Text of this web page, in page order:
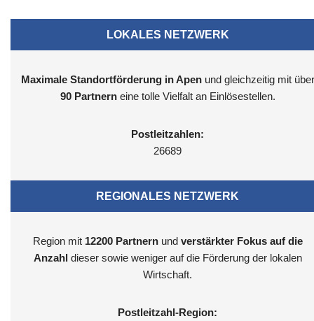
LOKALES NETZWERK
Maximale Standortförderung in Apenund gleichzeitig mit über
90 Partnerneine tolle Vielfalt an Einlösestellen.
Postleitzahlen:
26689
REGIONALES NETZWERK
Region mit 12200 Partnernund verstärkter Fokus auf die
Anzahl dieser sowie weniger auf die Förderung der lokalen
Wirtschaft.
Postleitzahl-Region: